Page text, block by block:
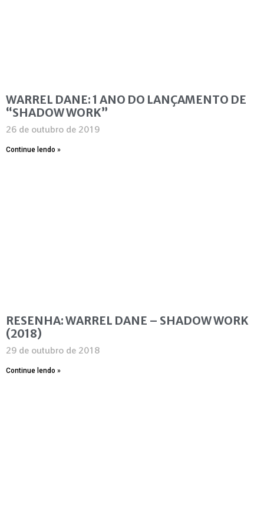
WARREL DANE: 1 ANO DO LANÇAMENTO DE
“SHADOW WORK”
26 de outubro de 2019
Continue lendo »
RESENHA: WARREL DANE – SHADOW WORK
(2018)
29 de outubro de 2018
Continue lendo »